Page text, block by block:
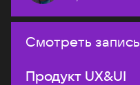
Смотреть запись
Продукт UX&UI